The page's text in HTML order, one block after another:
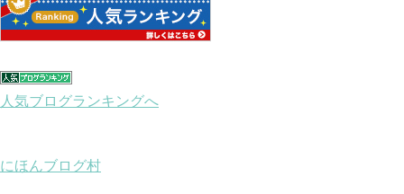
人気ブログランキングへ
にほんブログ村